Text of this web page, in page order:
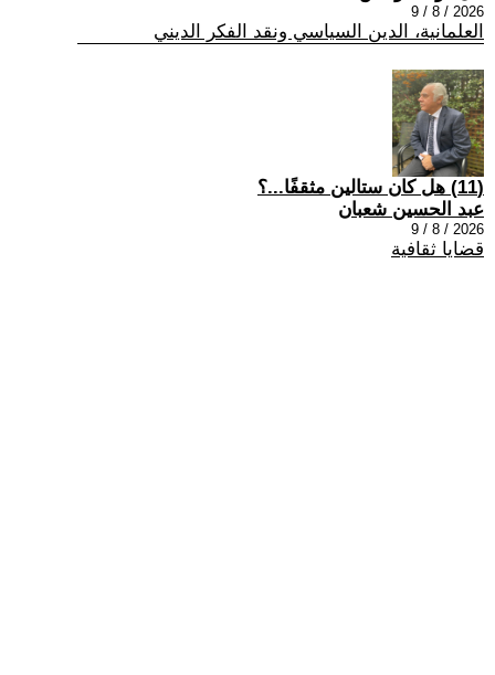
2026 / 8 / 9
العلمانية، الدين السياسي ونقد الفكر الديني
(11) هل كان ستالين مثقفًا...؟
عبد الحسين شعبان
2026 / 8 / 9
قضايا ثقافية